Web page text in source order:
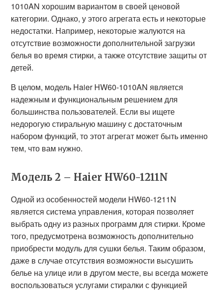
1010AN хорошим вариантом в своей ценовой
категории. Однако, у этого агрегата есть и некоторые
недостатки. Например, некоторые жалуются на
отсутствие возможности дополнительной загрузки
белья во время стирки, а также отсутствие защиты от
детей.
В целом, модель Haier HW60-1010AN является
надежным и функциональным решением для
большинства пользователей. Если вы ищете
недорогую стиральную машину с достаточным
набором функций, то этот агрегат может быть именно
тем, что вам нужно.
Модель 2 – Haier HW60-1211N
Одной из особенностей модели HW60-1211N
является система управления, которая позволяет
выбрать одну из разных программ для стирки. Кроме
того, предусмотрена возможность дополнительно
приобрести модуль для сушки белья. Таким образом,
даже в случае отсутствия возможности высушить
белье на улице или в другом месте, вы всегда можете
воспользоваться услугами стиралки с функцией